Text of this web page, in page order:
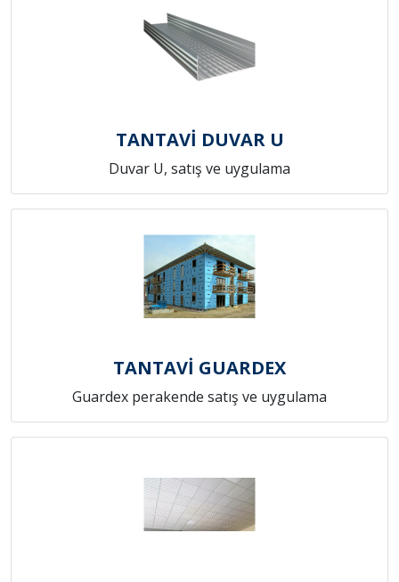
TANTAVİ DUVAR U
Duvar U, satış ve uygulama
TANTAVİ GUARDEX
Guardex perakende satış ve uygulama